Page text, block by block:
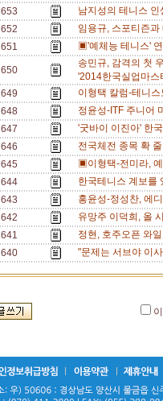
653
남지성의 테니스
652
임용규, 스포티즌
651
▣'예체능 테니스'
650
송민규, 감격의 첫
'2014한국실업마
649
이형택 칼럼-테니
648
정윤성-ITF 주니어
647
'굿바이 이진아' 한
646
전국체전 종목 확
645
▣이형택-전미라,
644
한국테니스 계보를
643
홍윤성-정성찬, 에
642
유망주 이덕희, 올
641
정현, 호주오픈 와
640
"문제는 서브야 이